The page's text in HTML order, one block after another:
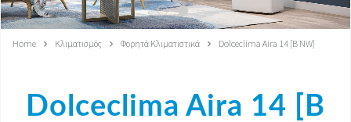
ΘΈΡΜΑΝΣΗ
ΟΛΟΚΛΗΡΩΜΈΝΑ ΣΥΣΤΉΜΑΤΑ
Home Κλιματισμός Φορητά Κλιματιστικά Dolceclima Aira 14 [B NW]
Dolceclima Aira 14 [B